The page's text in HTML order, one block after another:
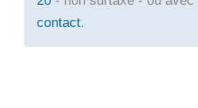
contact.